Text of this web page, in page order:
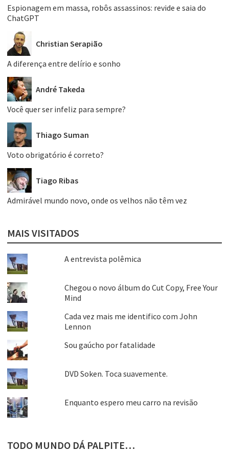
Espionagem em massa, robôs assassinos: revide e saia do
ChatGPT
Christian Serapião
A diferença entre delírio e sonho
André Takeda
Você quer ser infeliz para sempre?
Thiago Suman
Voto obrigatório é correto?
Tiago Ribas
Admirável mundo novo, onde os velhos não têm vez
MAIS VISITADOS
A entrevista polêmica
Chegou o novo álbum do Cut Copy, Free Your
Mind
Cada vez mais me identifico com John
Lennon
Sou gaúcho por fatalidade
DVD Soken. Toca suavemente.
Enquanto espero meu carro na revisão
TODO MUNDO DÁ PALPITE…